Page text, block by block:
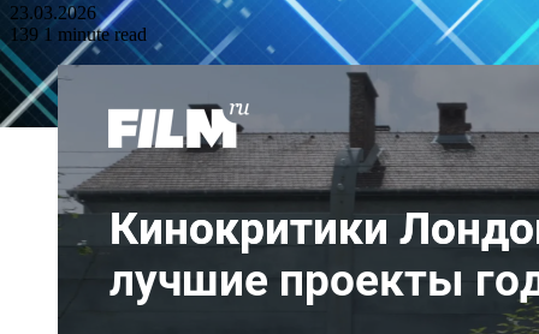
23.03.2026
139 1 minute read